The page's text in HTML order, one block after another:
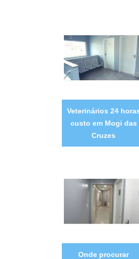
Veterinários 24
custo em Mogi das
Cruzes
Onde procurar